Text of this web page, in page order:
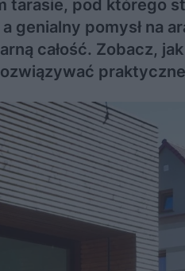
pod którego
pomysł na
całość. Zobacz,